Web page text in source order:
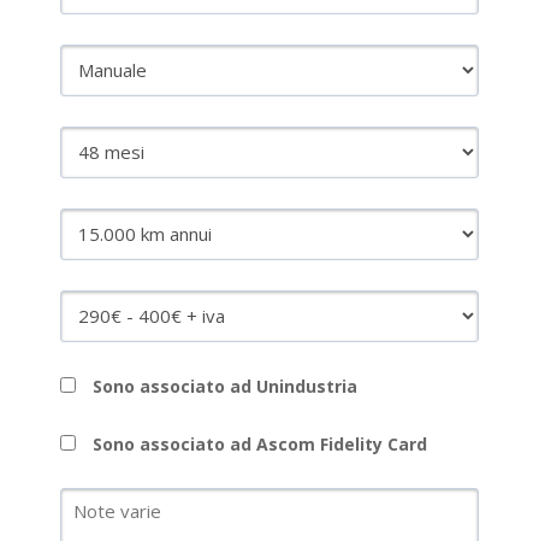
Sono associato ad Unindustria
Sono associato ad Ascom Fidelity Card